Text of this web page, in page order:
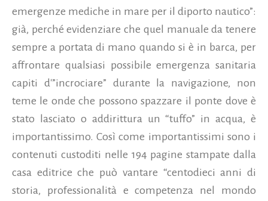
emergenze mediche in mare per il diporto nautico”:
già, perché evidenziare che quel manuale da tenere
sempre a portata di mano quando si è in barca, per
affrontare qualsiasi possibile emergenza sanitaria
capiti d'”incrociare” durante la navigazione, non
teme le onde che possono spazzare il ponte dove è
stato lasciato o addirittura un “tuffo” in acqua, è
importantissimo. Così come importantissimi sono i
contenuti custoditi nelle 194 pagine stampate dalla
casa editrice che può vantare “centodieci anni di
storia, professionalità e competenza nel mondo